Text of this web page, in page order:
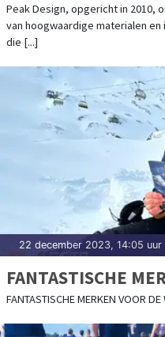
Peak Design, opgericht in 2010,
van hoogwaardige materialen
die [...]
22 december 2023, 14:05 uur
FANTASTISCHE
FANTASTISCHE MERKEN VOOR DE